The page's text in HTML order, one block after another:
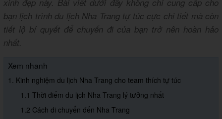
xinh đẹp này. Bài viết dưới đây không chỉ cung cấp cho
bạn lịch trình du lịch Nha Trang tự túc cực chi tiết mà còn
tiết lộ bí quyết để chuyến đi của bạn trở nên hoàn hảo
nhất.
Xem nhanh
1. Kinh nghiệm du lịch Nha Trang cho team thích tự túc
1.1 Thời điểm du lịch Nha Trang lý tưởng nhất
1.2 Cách di chuyển đến Nha Trang